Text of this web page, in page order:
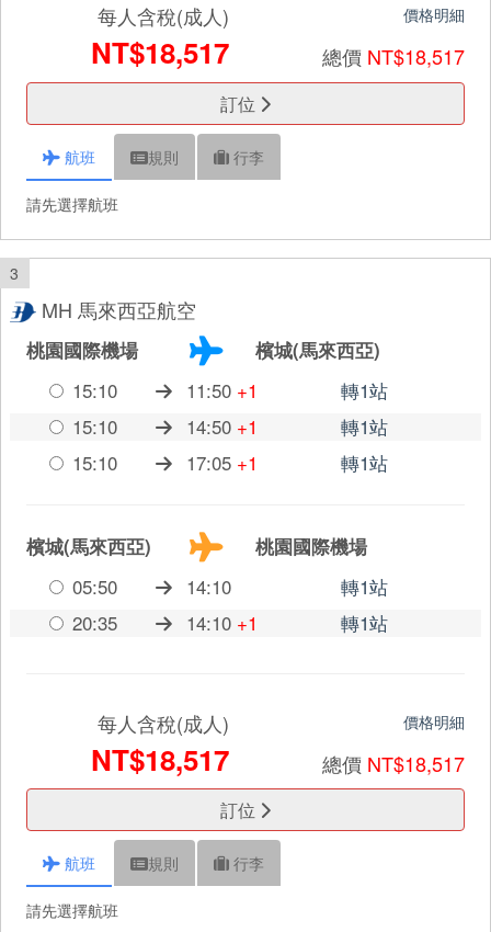
每人含稅(成人)
NT$18,517
價格明細
總價 NT$18,517
訂位
航班 規則 行李
請先選擇航班
3
MH 馬來西亞航空
桃園國際機場
檳城(馬來西亞)
15:10
11:50 +1
轉1站
15:10
14:50 +1
轉1站
15:10
17:05 +1 轉1站
檳城(馬來西亞)
桃園國際機場
05:50
14:10
轉1站
20:35
14:10 +1 轉1站
每人含稅(成人)
NT$18,517
價格明細
總價 NT$18,517
訂位
航班 規則 行李
請先選擇航班